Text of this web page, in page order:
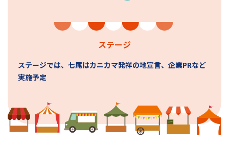
ステージ
ステージでは、七尾はカニカマ発祥の地宣言、企業PRなど
実施予定